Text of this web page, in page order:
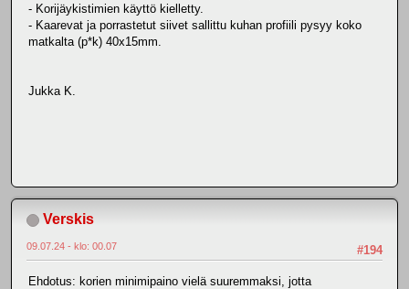
- Korijäykistimien käyttö kielletty.
- Kaarevat ja porrastetut siivet sallittu kuhan profiili pysyy koko
matkalta (p*k) 40x15mm.
Jukka K.
Verskis
#194
09.07.24 - klo: 00.07
Ehdotus: korien minimipaino vielä suuremmaksi, jotta